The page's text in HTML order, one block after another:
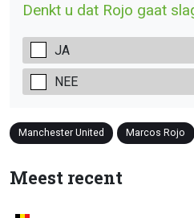
Denkt u dat Rojo gaat
JA
NEE
Manchester United Marcos Rojo
Meest recent